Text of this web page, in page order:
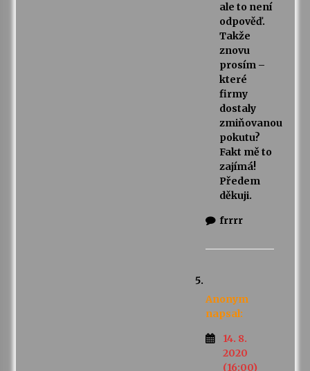
ale to není
odpověď.
Takže
znovu
prosím –
které
firmy
dostaly
zmiňovanou
pokutu?
Fakt mě to
zajímá!
Předem
děkuji.
frrrr
Anonym
napsal:
14. 8.
2020
(16:00)